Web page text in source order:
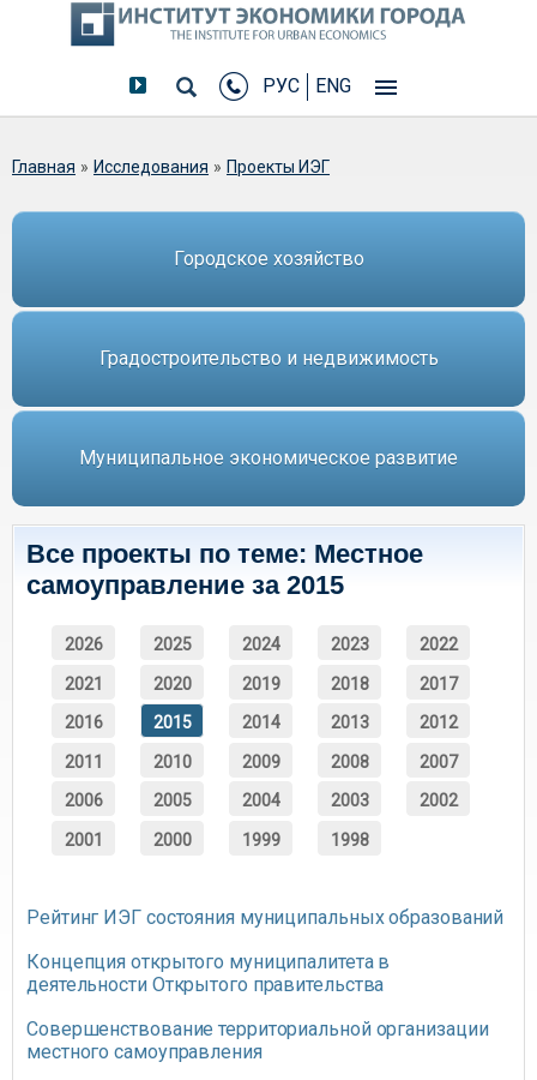
РУС ENG
Вы здесь
Главная » Исследования » Проекты ИЭГ
Городское хозяйство
Градостроительство и недвижимость
Муниципальное экономическое развитие
Все проекты по теме: Местное
самоуправление за 2015
2026 2025 2024 2023 2022
2021 2020 2019 2018 2017
2016 2015 2014 2013 2012
2011 2010 2009 2008 2007
2006 2005 2004 2003 2002
2001 2000 1999 1998
Рейтинг ИЭГ состояния муниципальных образований
Концепция открытого муниципалитета в
деятельности Открытого правительства
Совершенствование территориальной организации
местного самоуправления